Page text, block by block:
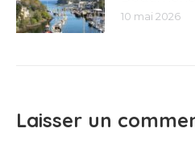
10 mai 2026
Laisser un